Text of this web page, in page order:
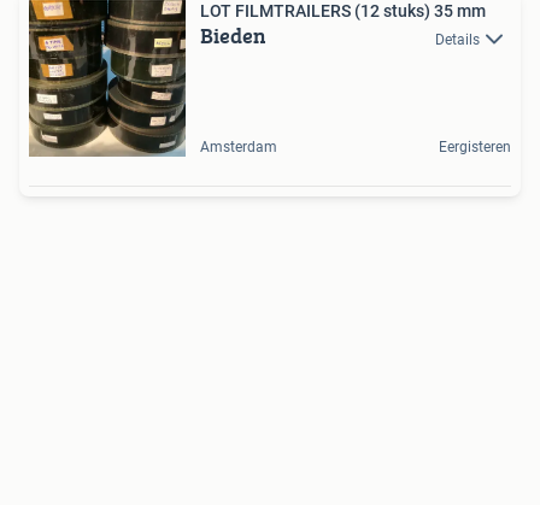
LOT FILMTRAILERS (12 stuks) 35 mm
Bieden Details
Amsterdam Eergisteren